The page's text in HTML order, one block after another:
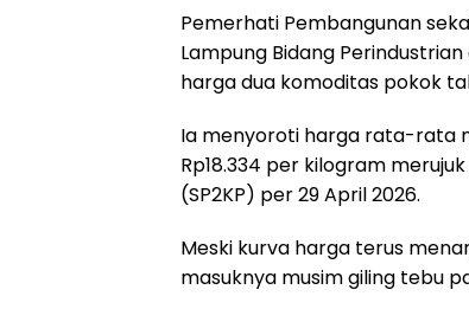
Pemerhati Pembangunan
Lampung Bidang
harga dua komoditas pokok
Ia menyoroti harga rata-rata
Rp18.334 per kilogram
(SP2KP) per 29 April 2026.
Meski kurva harga terus
masuknya musim giling tebu